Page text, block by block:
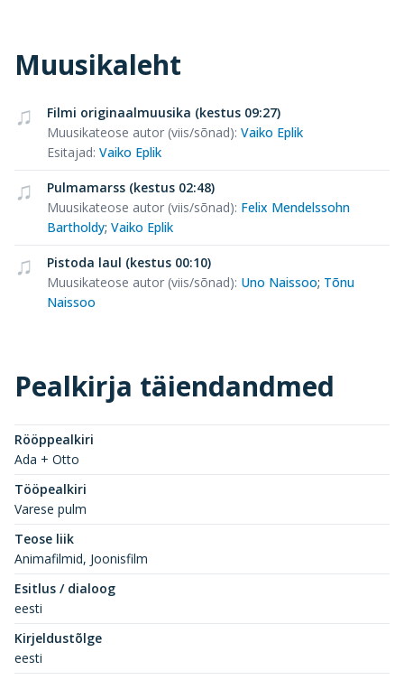
Muusikaleht
Filmi originaalmuusika (kestus 09:27)
Muusikateose autor (viis/sõnad): Vaiko Eplik
Esitajad: Vaiko Eplik
Pulmamarss (kestus 02:48)
Muusikateose autor (viis/sõnad): Felix Mendelssohn
Bartholdy; Vaiko Eplik
Pistoda laul (kestus 00:10)
Muusikateose autor (viis/sõnad): Uno Naissoo; Tõnu
Naissoo
Pealkirja täiendandmed
Rööppealkiri
Ada + Otto
Tööpealkiri
Varese pulm
Teose liik
Animafilmid, Joonisfilm
Esitlus / dialoog
eesti
Kirjeldustõlge
eesti